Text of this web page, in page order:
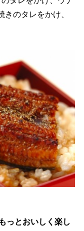
のタレをかけ、
っとおいしく楽し